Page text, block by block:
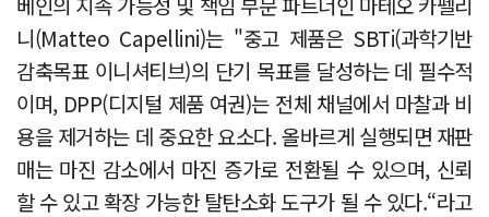
니(Matteo Capellini)는 "중고 제품은 SBTi(과학기반
감축목표 이니셔티브)의 단기 목표를 달성하는 데 필수적
이며, DPP(디지털 제품 여권)는 전체 채널에서 마찰과 비
용을 제거하는 데 중요한 요소다. 올바르게 실행되면 재판
매는 마진 감소에서 마진 증가로 전환될 수 있으며, 신뢰
할 수 있고 확장 가능한 탈탄소화 도구가 될 수 있다.“라고